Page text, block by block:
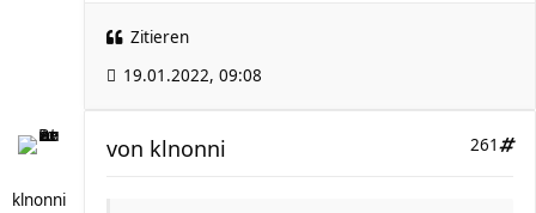
Zitieren
19.01.2022, 09:08
klnonni
261
von klnonni